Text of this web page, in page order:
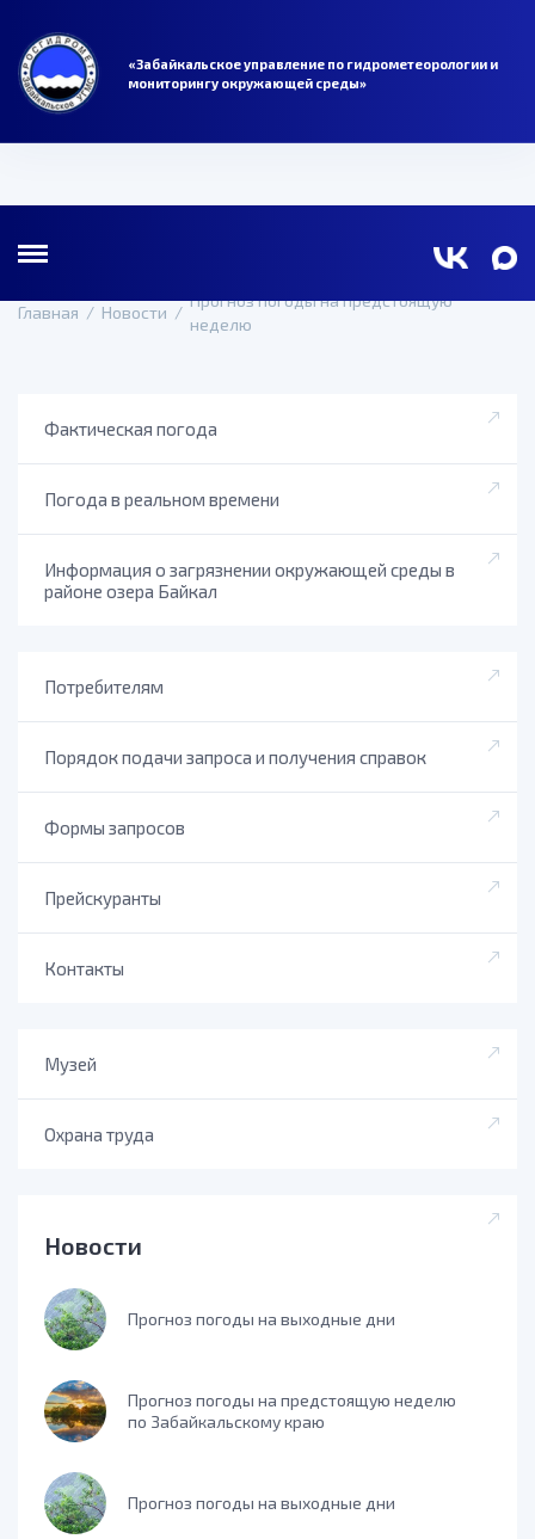
«Забайкальское управление по гидрометеорологии и
мониторингу окружающей среды»
Главная / Новости /
Прогноз погоды на предстоящую
неделю
Фактическая погода
Погода в реальном времени
Информация о загрязнении окружающей среды в
районе озера Байкал
Потребителям
Порядок подачи запроса и получения справок
Формы запросов
Прейскуранты
Контакты
Музей
Охрана труда
Новости
Прогноз погоды на выходные дни
Прогноз погоды на предстоящую неделю
по Забайкальскому краю
Прогноз погоды на выходные дни